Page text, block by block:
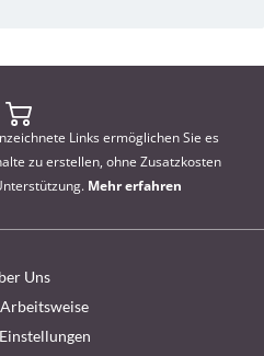
Links ermöglichen Sie es
zu erstellen, ohne Zusatzkosten
Mehr erfahren
Uns